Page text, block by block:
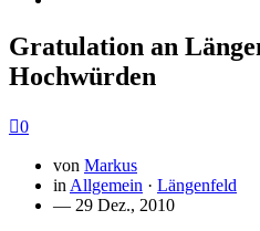
Gratulation an
Hochwürden
0
von Markus
in Allgemein · Längenfeld
— 29 Dez., 2010